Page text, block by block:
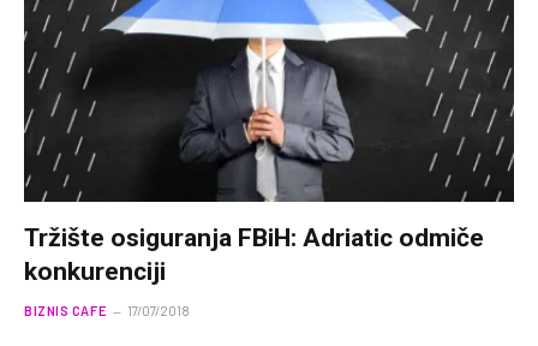
Tržište osiguranja FBiH: Adriatic odmiče
konkurenciji
BIZNIS CAFE 17/07/2018